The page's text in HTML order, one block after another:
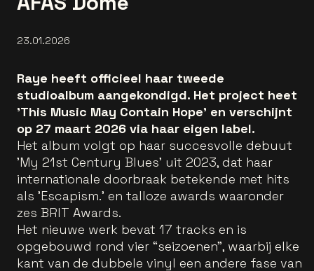
23.01.2026
Raye heeft officieel haar tweede
studioalbum aangekondigd. Het project heet
'This Music May Contain Hope' en verschijnt
op 27 maart 2026 via haar eigen label.
Het album volgt op haar succesvolle debuut
'My 21st Century Blues' uit 2023, dat haar
internationale doorbraak betekende met hits
als 'Escapism.' en talloze awards waaronder
zes BRIT Awards.
Het nieuwe werk bevat 17 tracks en is
opgebouwd rond vier “seizoenen”, waarbij elke
kant van de dubbele vinyl een andere fase van